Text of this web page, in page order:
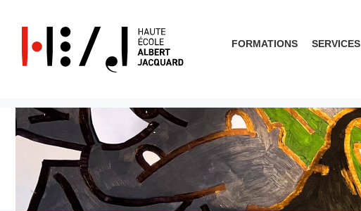
FORMATIONS SERVICES
Que cherches-tu?